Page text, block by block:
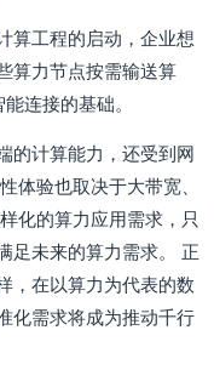
算工程的启动，企业想
算力节点按需输送算
连接的基础。
的计算能力，还受到网
体验也取决于大带宽、
化的算力应用需求，只
足未来的算力需求。 正
，在以算力为代表的数
化需求将成为推动千行